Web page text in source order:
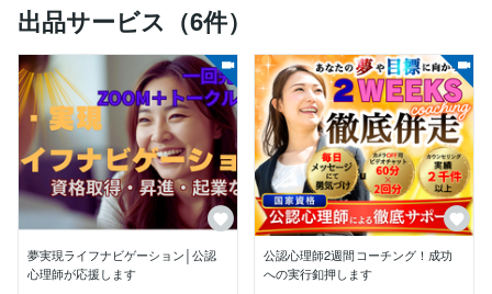
ね（笑）
▶あるいは
「あとほんの少し、電話する勇気が持てない。何か決め
手はない？」
「何から話せばいいかまとまってないけど、嫌がられる
かな？」
でしょうか？
▶大丈夫！いずれも当然の思いです。それはおかしいこ
とではありませんよ。判断の材料としてじっくり読んで
くだされば嬉しいです。（笑）
出品サービス（6件）
夢実現ライフナビゲーション│公認
心理師が応援します
公認心理師2週間コーチング！成功
への実行釦押します